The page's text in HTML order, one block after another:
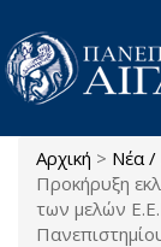
Παράκαμψη προς
Είστε
Αρχική > Νέα /
Προκήρυξη
των μελών